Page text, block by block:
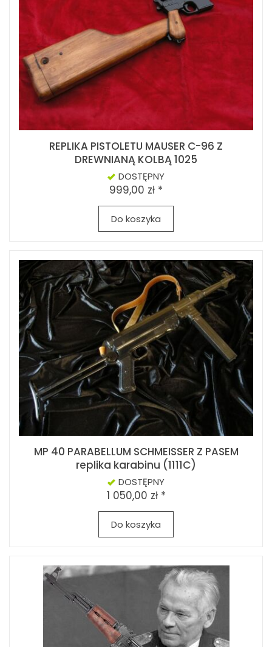
REPLIKA PISTOLETU MAUSER C-96 Z
DREWNIANĄ KOLBĄ 1025
DOSTĘPNY
999,00 zł *
Do koszyka
MP 40 PARABELLUM SCHMEISSER Z PASEM
replika karabinu (1111C)
DOSTĘPNY
1 050,00 zł *
Do koszyka